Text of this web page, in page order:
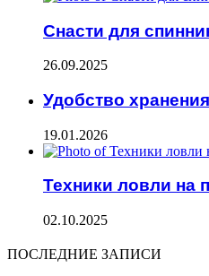
Снасти для
26.09.2025
Удобство
19.01.2026
Техники ловли на
02.10.2025
ПОСЛЕДНИЕ ЗАПИСИ